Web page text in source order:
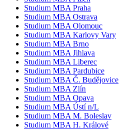
Studium MBA Praha
Studium MBA Ostrava
Studium MBA Olomouc
Studium MBA Karlovy Vary
Studium MBA Brno
Studium MBA Jihlava
Studium MBA Liberec
Studium MBA Pardubice
Studium MBA Č. Budějovice
Studium MBA Zlín
Studium MBA Opava
Studium MBA Ústí n/L
Studium MBA M. Boleslav
Studium MBA H. Králové